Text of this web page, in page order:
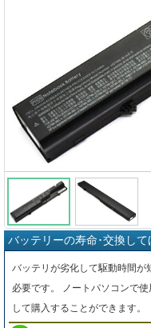
バッテリーの寿命･交換して
バッテリが劣化して駆動時間が
必要です。 ノートパソコンで
して購入することができます。